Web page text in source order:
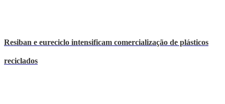
Resiban e eureciclo intensificam comercialização de plásticos
reciclados